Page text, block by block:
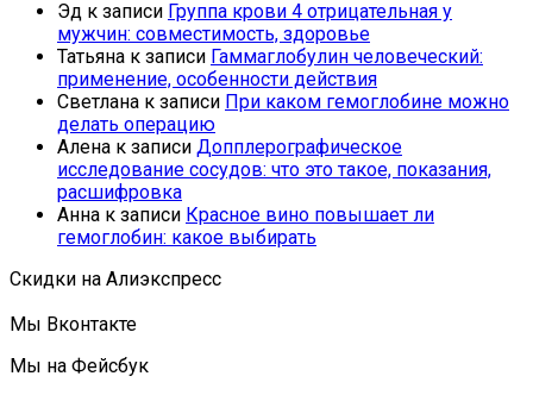
Эд к записи Группа крови 4 отрицательная у
мужчин: совместимость, здоровье
Татьяна к записи Гаммаглобулин человеческий:
применение, особенности действия
Светлана к записи При каком гемоглобине можно
делать операцию
Алена к записи Допплерографическое
исследование сосудов: что это такое, показания,
расшифровка
Анна к записи Красное вино повышает ли
гемоглобин: какое выбирать
Скидки на Алиэкспресс
Мы Вконтакте
Мы на Фейсбук